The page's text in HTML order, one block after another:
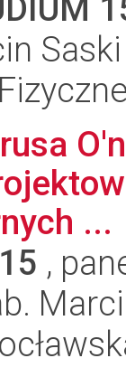
Saski
...
,